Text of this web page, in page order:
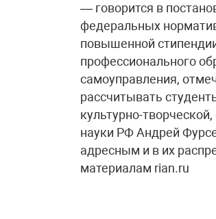
— говорится в
федеральных
повышенной
профессионального
самоуправления,
рассчитывать
культурно-
науки РФ Андрей
адресным и в их
материалам rian.ru